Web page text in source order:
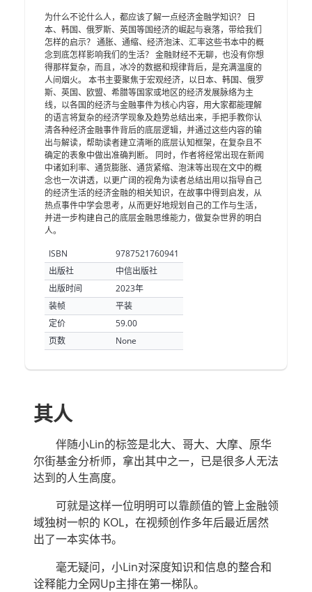
为什么不论什么人，都应该了解一点经济金融学知识？ 日
本、韩国、俄罗斯、英国等国经济的崛起与衰落，带给我们
怎样的启示？ 通胀、通缩、经济泡沫、汇率这些书本中的概
念到底怎样影响我们的生活？ 金融财经不无聊，也没有你想
得那样复杂，而且，冰冷的数据和规律背后，是充满温度的
人间烟火。 本书主要聚焦于宏观经济，以日本、韩国、俄罗
斯、英国、欧盟、希腊等国家或地区的经济发展脉络为主
线，以各国的经济与金融事件为核心内容，用大家都能理解
的语言将复杂的经济学现象及趋势总结出来，手把手教你认
清各种经济金融事件背后的底层逻辑，并通过这些内容的输
出与解读，帮助读者建立清晰的底层认知框架，在复杂且不
确定的表象中做出准确判断。 同时，作者将经常出现在新闻
中诸如利率、通货膨胀、通货紧缩、泡沫等出现在文中的概
念也一次讲透，以更广阔的视角为读者总结出用以指导自己
的经济生活的经济金融的相关知识，在故事中得到启发，从
热点事件中学会思考，从而更好地规划自己的工作与生活，
并进一步构建自己的底层金融思维能力，做复杂世界的明白
人。
ISBN
9787521760941
出版社
中信出版社
出版时间
2023年
装帧
平装
定价
59.00
页数
None
其人
伴随小Lin的标签是北大、哥大、大摩、原华
尔街基金分析师，拿出其中之一，已是很多人无法
达到的人生高度。
可就是这样一位明明可以靠颜值的管上金融领
域独树一帜的 KOL，在视频创作多年后最近居然
出了一本实体书。
毫无疑问，小Lin对深度知识和信息的整合和
诠释能力全网Up主排在第一梯队。